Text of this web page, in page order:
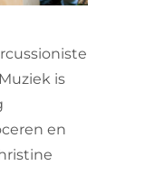
Muziek is
en